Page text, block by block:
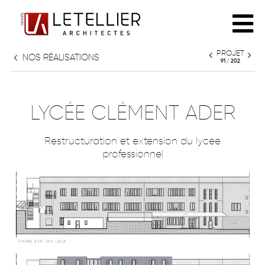
L'AGENCE
PHILOSOPHIE
PARTENAIRES
RÉALISATIONS
TOUT
HABITAT INDIVIDUEL
HABITAT COLLECTIF
PATRIMOINE
LYCÉE CLÉMENT ADER
Restructuration et extension du lycée
professionnel
NOS RÉALISATIONS PROJET
91 / 202